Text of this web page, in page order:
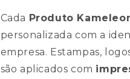
Cada Produto
personalizada com a
empresa. Estampas,
são aplicados com